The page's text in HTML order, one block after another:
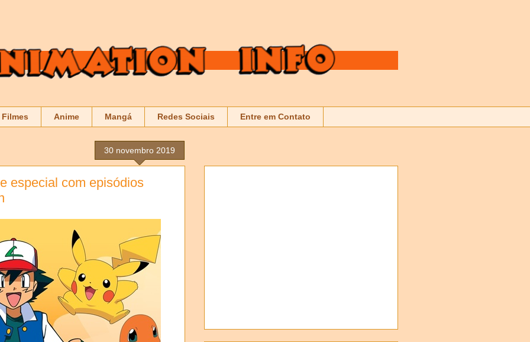
Filmes Anime Mangá Redes Sociais Entre em Contato
30 novembro 2019
especial com episódios